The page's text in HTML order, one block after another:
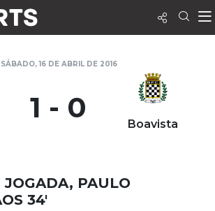
SÁBADO, 16 DE ABRIL DE 2016
1 - 0 Boavista
JOGADA, PAULO
34'